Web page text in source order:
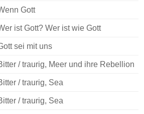
Gott
ist Gott? Wer ist wie Gott
sei mit uns
/ traurig, Meer und ihre Rebellion
/ traurig, Sea
/ traurig, Sea